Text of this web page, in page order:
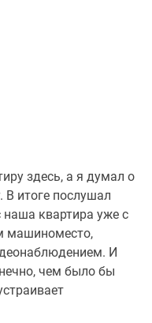
здесь, а я думал о
В итоге послушал
квартира уже с
машиноместо,
И
чем было бы